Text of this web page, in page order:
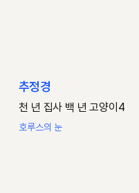
추정경
천 년 집사 백 년 고양이4
호루스의 눈